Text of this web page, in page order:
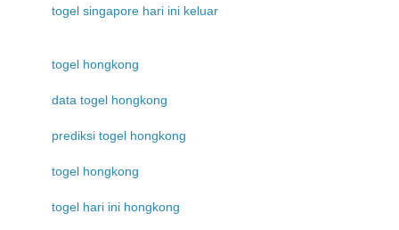
togel singapore hari ini keluar
togel hongkong
data togel hongkong
prediksi togel hongkong
togel hongkong
togel hari ini hongkong